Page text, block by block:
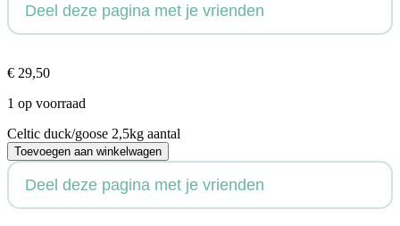
Deel deze pagina met je vrienden
€ 29,50
1 op voorraad
Celtic duck/goose 2,5kg aantal
Toevoegen aan winkelwagen
Deel deze pagina met je vrienden